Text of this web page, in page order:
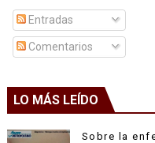
Entradas
Comentarios
LO MÁS LEÍDO
Sobre la